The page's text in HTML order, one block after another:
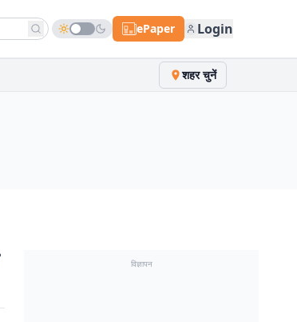
ePaper Login
शहर चुनें
विज्ञापन